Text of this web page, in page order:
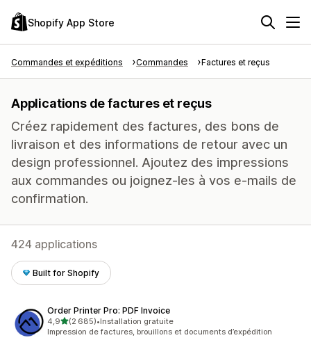
Shopify App Store
Commandes et expéditions Commandes Factures et reçus
Applications de factures et reçus
Créez rapidement des factures, des bons de
livraison et des informations de retour avec un
design professionnel. Ajoutez des impressions
aux commandes ou joignez-les à vos e-mails de
confirmation.
424 applications
Built for Shopify
Order Printer Pro: PDF Invoice
4,9étoile(s) sur 5
(2 685)
2685 avis au total
•Installation gratuite
Impression de factures, brouillons et documents d’expédition